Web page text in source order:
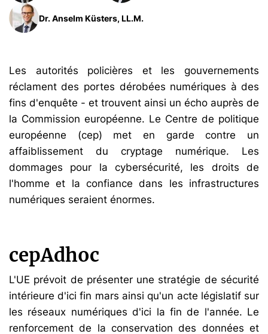
Dr. Anselm Küsters, LL.M.
Les autorités policières et les gouvernements
réclament des portes dérobées numériques à des
fins d'enquête - et trouvent ainsi un écho auprès de
la Commission européenne. Le Centre de politique
européenne (cep) met en garde contre un
affaiblissement du cryptage numérique. Les
dommages pour la cybersécurité, les droits de
l'homme et la confiance dans les infrastructures
numériques seraient énormes.
cepAdhoc
L'UE prévoit de présenter une stratégie de sécurité
intérieure d'ici fin mars ainsi qu'un acte législatif sur
les réseaux numériques d'ici la fin de l'année. Le
renforcement de la conservation des données et